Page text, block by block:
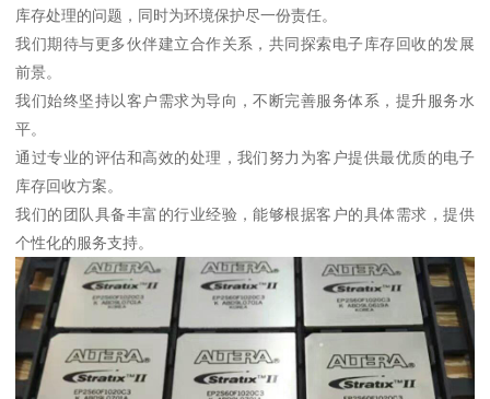
库存处理的问题，同时为环境保护尽一份责任。
我们期待与更多伙伴建立合作关系，共同探索电子库存回收的发展
前景。
我们始终坚持以客户需求为导向，不断完善服务体系，提升服务水
平。
通过专业的评估和高效的处理，我们努力为客户提供最优质的电子
库存回收方案。
我们的团队具备丰富的行业经验，能够根据客户的具体需求，提供
个性化的服务支持。